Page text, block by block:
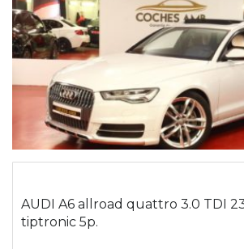
AUDI A6 allroad quattro 3.0 TDI
tiptronic 5p.